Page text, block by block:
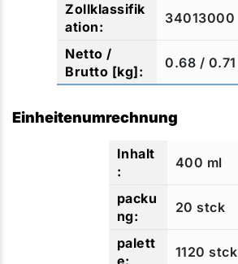
34013000
0.68 / 0.71
Einheitenumrechnung
400 ml
20 stck
1120 stck